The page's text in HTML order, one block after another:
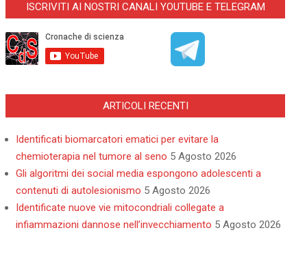
ISCRIVITI AI NOSTRI CANALI YOUTUBE E TELEGRAM
ARTICOLI RECENTI
Identificati biomarcatori ematici per evitare la
chemioterapia nel tumore al seno 5 Agosto 2026
Gli algoritmi dei social media espongono adolescenti a
contenuti di autolesionismo 5 Agosto 2026
Identificate nuove vie mitocondriali collegate a
infiammazioni dannose nell’invecchiamento 5 Agosto 2026